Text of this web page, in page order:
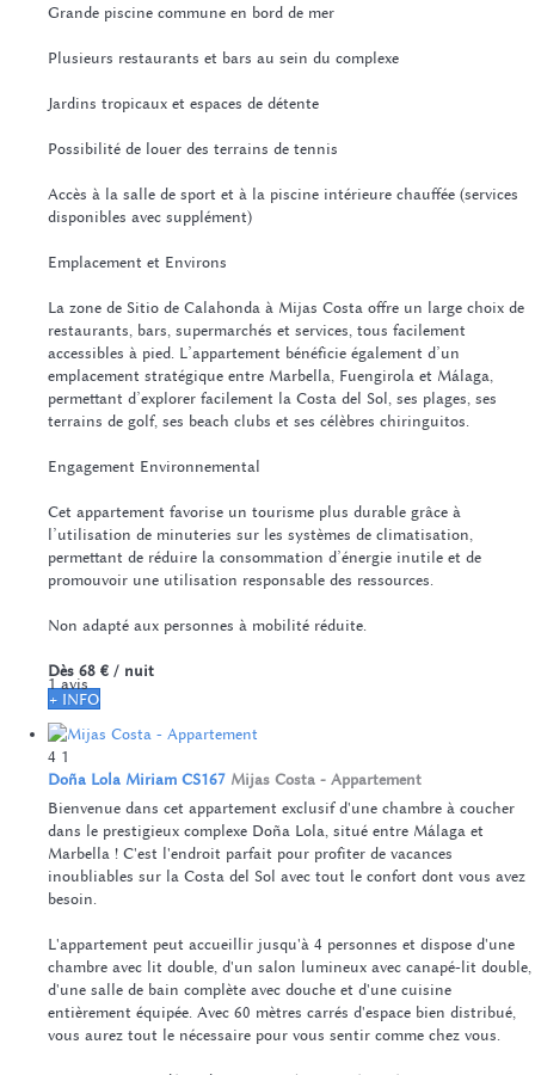
Grande piscine commune en bord de mer
Plusieurs restaurants et bars au sein du complexe
Jardins tropicaux et espaces de détente
Possibilité de louer des terrains de tennis
Accès à la salle de sport et à la piscine intérieure chauffée (services
disponibles avec supplément)
Emplacement et Environs
La zone de Sitio de Calahonda à Mijas Costa offre un large choix de
restaurants, bars, supermarchés et services, tous facilement
accessibles à pied. L’appartement bénéficie également d’un
emplacement stratégique entre Marbella, Fuengirola et Málaga,
permettant d’explorer facilement la Costa del Sol, ses plages, ses
terrains de golf, ses beach clubs et ses célèbres chiringuitos.
Engagement Environnemental
Cet appartement favorise un tourisme plus durable grâce à
l’utilisation de minuteries sur les systèmes de climatisation,
permettant de réduire la consommation d’énergie inutile et de
promouvoir une utilisation responsable des ressources.
Non adapté aux personnes à mobilité réduite.
1 avis
Dès 68 € / nuit
+ INFO
4 1
Doña Lola Miriam CS167 Mijas Costa - Appartement
Bienvenue dans cet appartement exclusif d'une chambre à coucher
dans le prestigieux complexe Doña Lola, situé entre Málaga et
Marbella ! C'est l'endroit parfait pour profiter de vacances
inoubliables sur la Costa del Sol avec tout le confort dont vous avez
besoin.
L'appartement peut accueillir jusqu'à 4 personnes et dispose d'une
chambre avec lit double, d'un salon lumineux avec canapé-lit double,
d'une salle de bain complète avec douche et d'une cuisine
entièrement équipée. Avec 60 mètres carrés d'espace bien distribué,
vous aurez tout le nécessaire pour vous sentir comme chez vous.